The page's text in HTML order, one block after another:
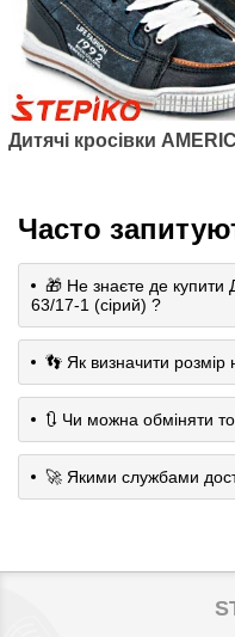
Дитячі кросівки
Часто
🎁 Не знаєте де купити
63/17-1 (сірий) ?
👣 Як визначити розмір
🔃 Чи можна обміняти
🚀 Якими службами